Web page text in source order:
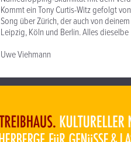
Kommt ein Tony Curtis-Witz gefolgt
Song über Zürich, der auch von
Leipzig, Köln und Berlin. Alles
Uwe Viehmann